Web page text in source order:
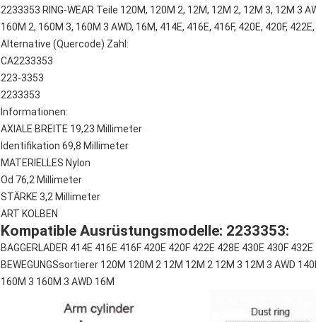
2233353 RING-WEAR Teile 120M, 120M 2, 12M, 12M 2, 12M 3, 12M 3
160M 2, 160M 3, 160M 3 AWD, 16M, 414E, 416E, 416F, 420E, 420F,
Alternative (Quercode) Zahl:
CA2233353
223-3353
2233353
Informationen:
AXIALE BREITE 19,23 Millimeter
Identifikation 69,8 Millimeter
MATERIELLES Nylon
Od 76,2 Millimeter
STÄRKE 3,2 Millimeter
ART KOLBEN
Kompatible Ausrüstungsmodelle: 2233353:
BAGGERLADER 414E 416E 416F 420E 420F 422E 428E 430E 430F
BEWEGUNGSsortierer 120M 120M 2 12M 12M 2 12M 3 12M 3 AWD
160M 3 160M 3 AWD 16M